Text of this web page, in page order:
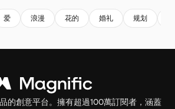
爱 浪漫 花的 婚礼 规划
的創意平台。擁有超過100萬訂閱者，涵蓋